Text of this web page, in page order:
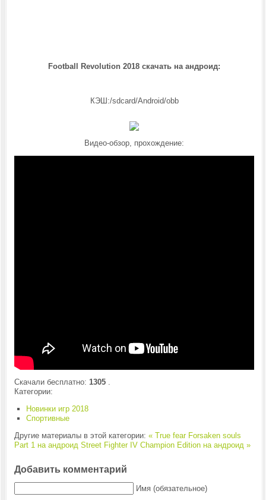
Football Revolution 2018 скачать на андроид:
КЭШ:/sdcard/Android/obb
Видео-обзор, прохождение:
Скачали бесплатно: 1305.
Категории:
Новинки игр 2018
Спортивные
Другие материалы в этой категории: « True fear Forsaken souls
Part 1 на андроид Street Fighter IV Champion Edition на андроид »
Добавить комментарий
Имя (обязательное)